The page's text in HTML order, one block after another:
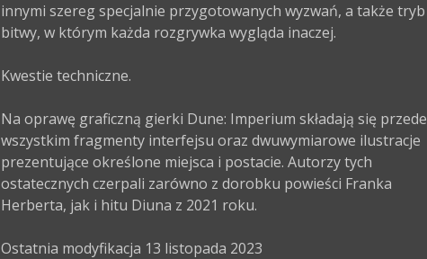
innymi szereg specjalnie przygotowanych wyzwań, a także tryb
bitwy, w którym każda rozgrywka wygląda inaczej.
Kwestie techniczne.
Na oprawę graficzną gierki Dune: Imperium składają się przede
wszystkim fragmenty interfejsu oraz dwuwymiarowe ilustracje
prezentujące określone miejsca i postacie. Autorzy tych
ostatecznych czerpali zarówno z dorobku powieści Franka
Herberta, jak i hitu Diuna z 2021 roku.
Ostatnia modyfikacja 13 listopada 2023